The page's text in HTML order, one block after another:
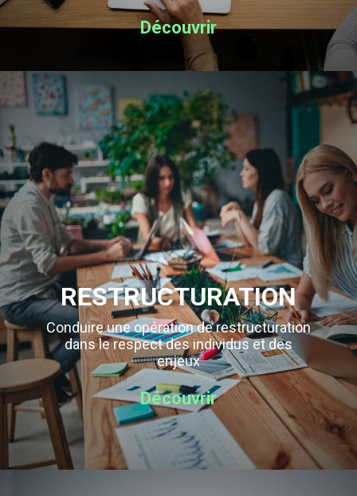
Découvrir
RESTRUCTURATION
Conduire une opération de restructuration
dans le respect des individus et des
enjeux
Découvrir